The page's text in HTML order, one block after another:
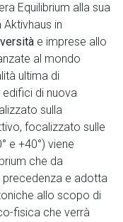
Equilibrium alla sua
in
e imprese allo
al mondo
ultima di
di nuova
sulla
focalizzato sulle
e +40°) viene
che da
e adotta
allo scopo di
fisica che verrà